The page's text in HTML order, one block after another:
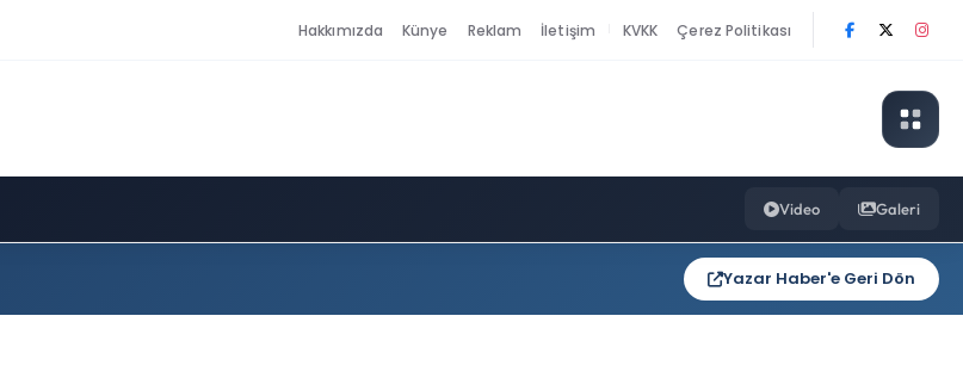
Hakkımızda Künye Reklam İletişim KVKK Çerez Politikası
Video Galeri
Yazar Haber'e Geri Dön